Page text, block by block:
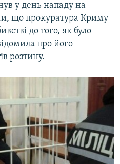
у день нападу на
що прокуратура Криму
до того, як було
про його
розтину.